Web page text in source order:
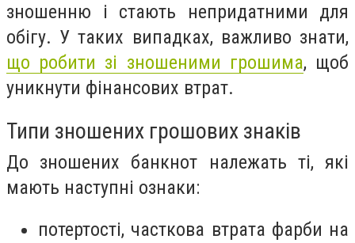
зношенню і стають непридатними для
обігу. У таких випадках, важливо знати,
що робити зі зношеними грошима, щоб
уникнути фінансових втрат.
Типи зношених грошових знаків
До зношених банкнот належать ті, які
мають наступні ознаки:
потертості, часткова втрата фарби на